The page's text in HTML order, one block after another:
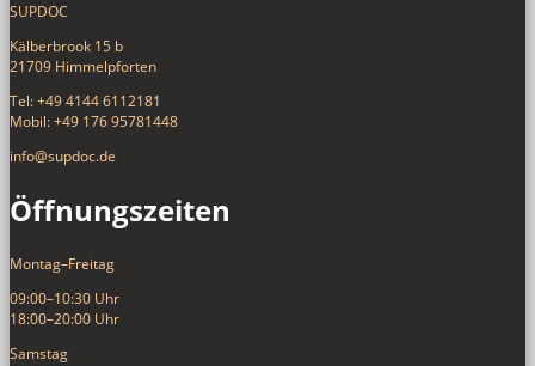
SUPDOC
Kälberbrook 15 b
21709 Himmelpforten
Tel: +49 4144 6112181
Mobil: +49 176 95781448
info@supdoc.de
Öffnungszeiten
Montag–Freitag
09:00–10:30 Uhr
18:00–20:00 Uhr
Samstag